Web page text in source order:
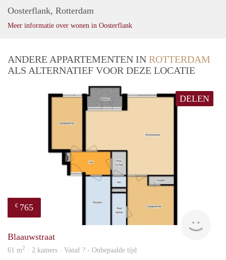
Oosterflank, Rotterdam
Meer informatie over wonen in Oosterflank
ANDERE APPARTEMENTEN IN ROTTERDAM
ALS ALTERNATIEF VOOR DEZE LOCATIE
DELEN
€ 765
Blaauwstraat
61 m2 · 2 kamers · Vanaf ? - Onbepaalde tijd